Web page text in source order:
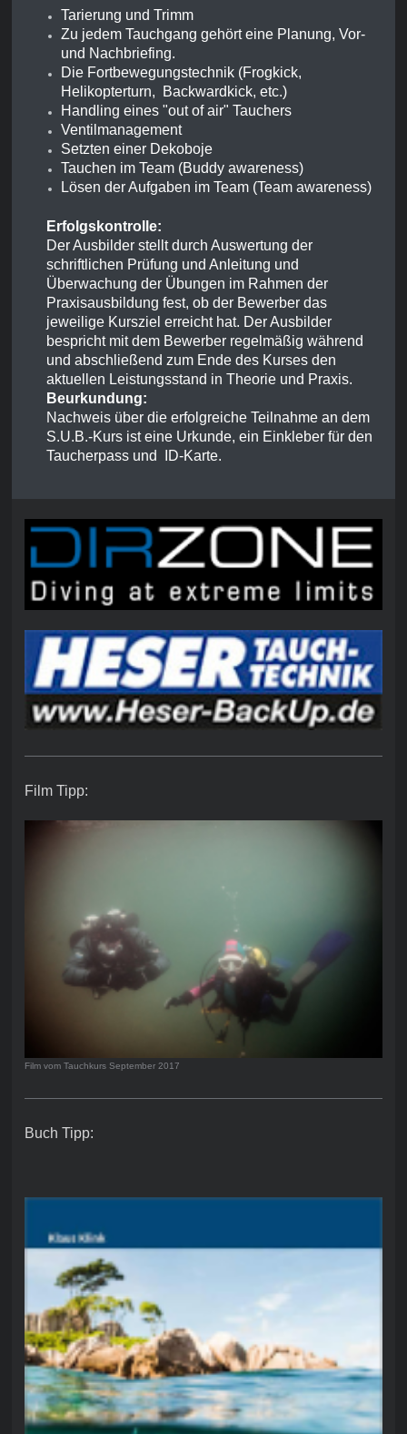
Tarierung und Trimm
Zu jedem Tauchgang gehört eine Planung, Vor-
und Nachbriefing.
Die Fortbewegungstechnik (Frogkick,
Helikopterturn, Backwardkick, etc.)
Handling eines "out of air" Tauchers
Ventilmanagement
Setzten einer Dekoboje
Tauchen im Team (Buddy awareness)
Lösen der Aufgaben im Team (Team awareness)
Erfolgskontrolle:
Der Ausbilder stellt durch Auswertung der
schriftlichen Prüfung und Anleitung und
Überwachung der Übungen im Rahmen der
Praxisausbildung fest, ob der Bewerber das
jeweilige Kursziel erreicht hat. Der Ausbilder
bespricht mit dem Bewerber regelmäßig während
und abschließend zum Ende des Kurses den
aktuellen Leistungsstand in Theorie und Praxis.
Beurkundung:
Nachweis über die erfolgreiche Teilnahme an dem
S.U.B.-Kurs ist eine Urkunde, ein Einkleber für den
Taucherpass und ID-Karte.
Film Tipp:
Film vom Tauchkurs September 2017
Buch Tipp: